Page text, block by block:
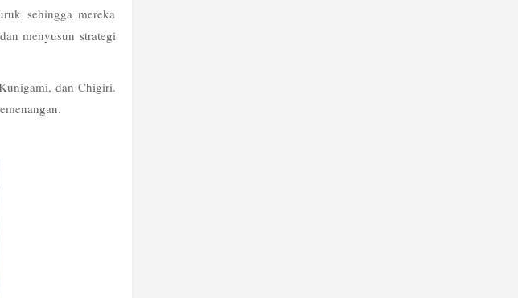
sehingga mereka
menyusun strategi
dan Chigiri.